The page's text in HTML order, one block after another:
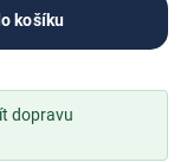
košíku
dopravu